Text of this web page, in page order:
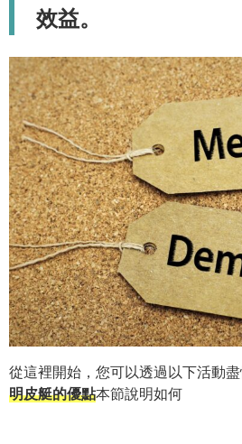
效益。
從這裡開始，您可以透過以下活動
明皮艇的優點本節說明如何